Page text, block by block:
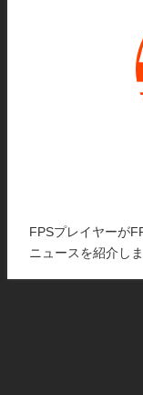
FPSプレイヤーが
ニュースを紹介しま